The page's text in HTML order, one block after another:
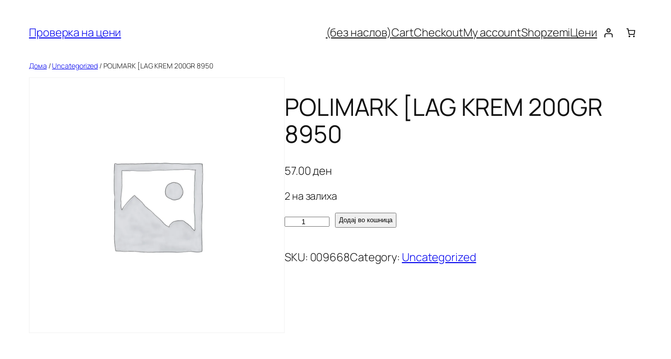
содржината
Проверка на цени (без наслов)CartCheckoutMy accountShopzemiЦени
Дома /Uncategorized / POLIMARK [LAG KREM 200GR 8950
POLIMARK [LAG KREM 200GR
8950
57.00ден
2 на залиха
P
L
I
Додај во кошница
SKU: 009668Category: Uncategorized